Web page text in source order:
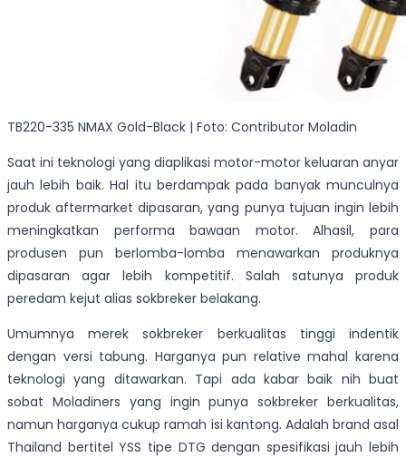
TB220-335 NMAX Gold-Black | Foto: Contributor Moladin
Saat ini teknologi yang diaplikasi motor-motor keluaran anyar
jauh lebih baik. Hal itu berdampak pada banyak munculnya
produk aftermarket dipasaran, yang punya tujuan ingin lebih
meningkatkan performa bawaan motor. Alhasil, para
produsen pun berlomba-lomba menawarkan produknya
dipasaran agar lebih kompetitif. Salah satunya produk
peredam kejut alias sokbreker belakang.
Umumnya merek sokbreker berkualitas tinggi indentik
dengan versi tabung. Harganya pun relative mahal karena
teknologi yang ditawarkan. Tapi ada kabar baik nih buat
sobat Moladiners yang ingin punya sokbreker berkualitas,
namun harganya cukup ramah isi kantong. Adalah brand asal
Thailand bertitel YSS tipe DTG dengan spesifikasi jauh lebih